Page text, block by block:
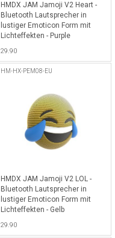
HMDX JAM Jamoji V2 Heart -
Bluetooth Lautsprecher in
lustiger Emoticon Form mit
Lichteffekten - Purple
29.90
HM-HX-PEM08-EU
HMDX JAM Jamoji V2 LOL -
Bluetooth Lautsprecher in
lustiger Emoticon Form mit
Lichteffekten - Gelb
29.90